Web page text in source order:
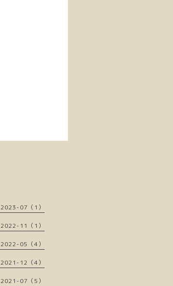
2023-07（1）
2022-11（1）
2022-05（4）
2021-12（4）
2021-07（5）